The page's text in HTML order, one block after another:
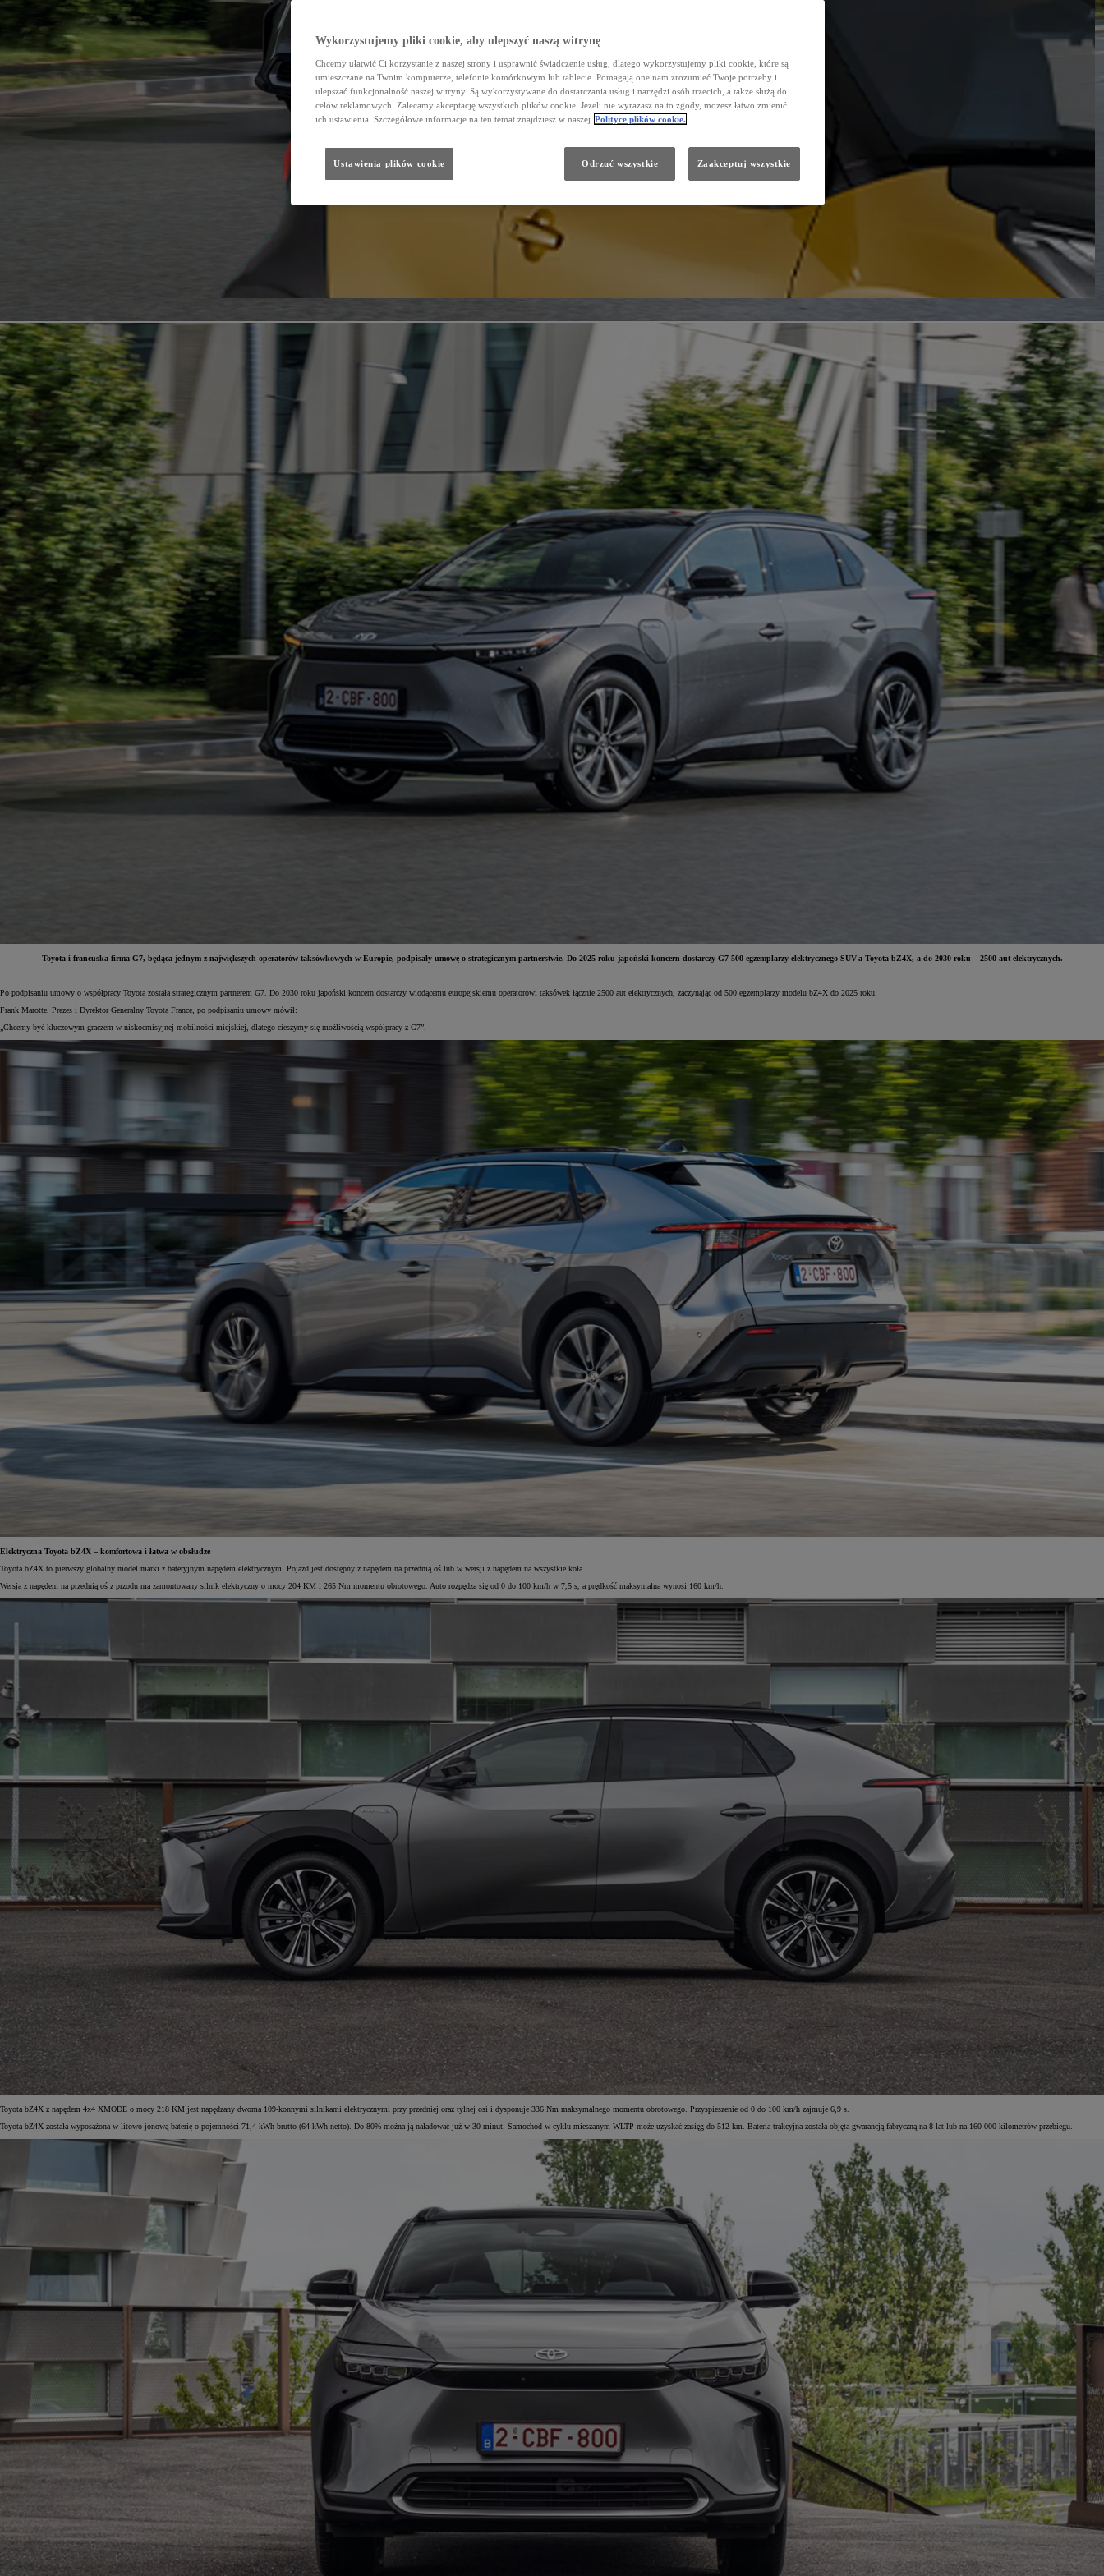
Od 81 900 zł
Yaris Cross
HYBRID
Od105 300 zł
Corolla Hatchback
HYBRID
Toyota i francuska firma G7, będąca jednym z największych operatorów taksówkowych w Europie, podpisały umowę o strategicznym partnerstwie. Do 2025 roku japoński koncern dostarczy G7 500 egzemplarzy elektrycznego SUV-a Toyota bZ4X, a do 2030 roku – 2500 aut elektrycznych.
Po podpisaniu umowy o współpracy Toyota została strategicznym partnerem G7. Do 2030 roku japoński koncern dostarczy wiodącemu europejskiemu operatorowi taksówek łącznie 2500 aut elektrycznych, zaczynając od 500 egzemplarzy modelu bZ4X do 2025 roku.
Frank Marotte, Prezes i Dyrektor Generalny Toyota France, po podpisaniu umowy mówił:
„Chcemy być kluczowym graczem w niskoemisyjnej mobilności miejskiej, dlatego cieszymy się możliwością współpracy z G7”.
Elektryczna Toyota bZ4X – komfortowa i łatwa w obsłudze
Toyota bZ4X to pierwszy globalny model marki z bateryjnym napędem elektrycznym. Pojazd jest dostępny z napędem na przednią oś lub w wersji z napędem na wszystkie koła.
Wersja z napędem na przednią oś z przodu ma zamontowany silnik elektryczny o mocy 204 KM i 265 Nm momentu obrotowego. Auto rozpędza się od 0 do 100 km/h w 7,5 s, a prędkość maksymalna wynosi 160 km/h.
Toyota bZ4X z napędem 4x4 XMODE o mocy 218 KM jest napędzany dwoma 109-konnymi silnikami elektrycznymi przy przedniej oraz tylnej osi i dysponuje 336 Nm maksymalnego momentu obrotowego. Przyspieszenie od 0 do 100 km/h zajmuje 6,9 s.
Toyota bZ4X została wyposażona w litowo-jonową baterię o pojemności 71,4 kWh brutto (64 kWh netto). Do 80% można ją naładować już w 30 minut. Samochód w cyklu mieszanym WLTP może uzyskać zasięg do 512 km. Bateria trakcyjna została objęta gwarancją fabryczną na 8 lat lub na 160 000 kilometrów przebiegu.
Wykorzystujemy pliki cookie, aby ulepszyć naszą witrynę
Chcemy ułatwić Ci korzystanie z naszej strony i usprawnić świadczenie usług, dlatego wykorzystujemy pliki cookie, które są
umieszczane na Twoim komputerze, telefonie komórkowym lub tablecie. Pomagają one nam zrozumieć Twoje potrzeby i
ulepszać funkcjonalność naszej witryny. Są wykorzystywane do dostarczania usług i narzędzi osób trzecich, a także służą do
celów reklamowych. Zalecamy akceptację wszystkich plików cookie. Jeżeli nie wyrażasz na to zgody, możesz łatwo zmienić
ich ustawienia. Szczegółowe informacje na ten temat znajdziesz w naszej Polityce plików cookie.
Ustawienia plików cookie Odrzuć wszystkie Zaakceptuj wszystkie